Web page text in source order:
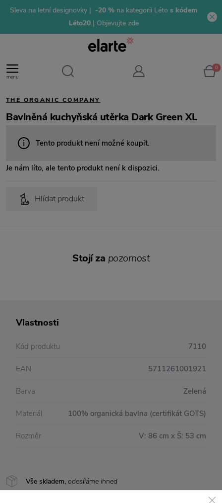
Sleva na letní designovky | -20 % na kategorii Léto s kódem
Léto20 | Objevujte zde
menu
0
THE ORGANIC COMPANY
Bavlněná kuchyňská utěrka Dark Green XL
Tento produkt není možné koupit.
Je nám líto, ale tento produkt není k dispozici.
Hlídat produkt
Vše skladem, odesíláme ihned
Vlastnosti
Kód produktu 7110
EAN 5711261001921
Barva Zelená
Materiál 100% organická bavlna (certifikát GOTS)
Rozměr V: 86 cm x Š: 53 cm
Stojí za pozornost